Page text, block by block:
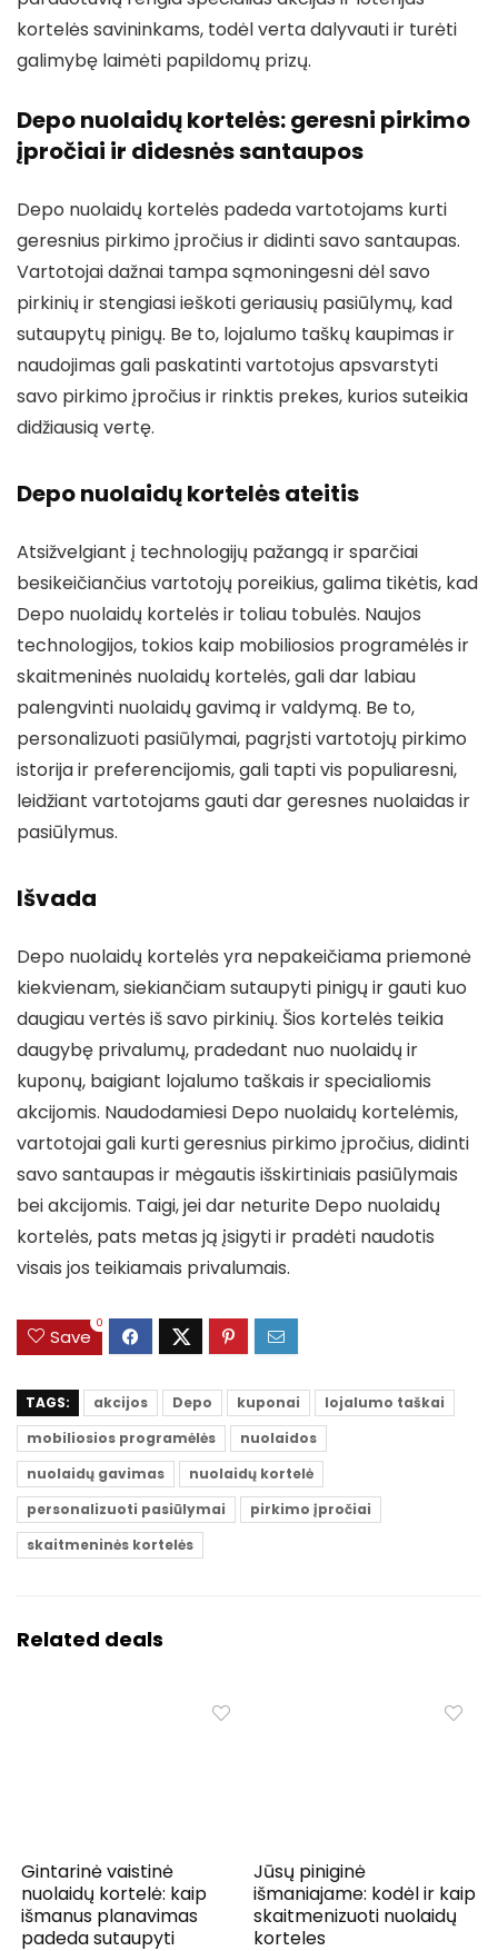
kortelės savininkams, todėl verta dalyvauti ir turėti
galimybę laimėti papildomų prizų.
Depo nuolaidų kortelės: geresni pirkimo
įpročiai ir didesnės santaupos
Depo nuolaidų kortelės padeda vartotojams kurti
geresnius pirkimo įpročius ir didinti savo santaupas.
Vartotojai dažnai tampa sąmoningesni dėl savo
pirkinių ir stengiasi ieškoti geriausių pasiūlymų, kad
sutaupytų pinigų. Be to, lojalumo taškų kaupimas ir
naudojimas gali paskatinti vartotojus apsvarstyti
savo pirkimo įpročius ir rinktis prekes, kurios suteikia
didžiausią vertę.
Depo nuolaidų kortelės ateitis
Atsižvelgiant į technologijų pažangą ir sparčiai
besikeičiančius vartotojų poreikius, galima tikėtis, kad
Depo nuolaidų kortelės ir toliau tobulės. Naujos
technologijos, tokios kaip mobiliosios programėlės ir
skaitmeninės nuolaidų kortelės, gali dar labiau
palengvinti nuolaidų gavimą ir valdymą. Be to,
personalizuoti pasiūlymai, pagrįsti vartotojų pirkimo
istorija ir preferencijomis, gali tapti vis populiaresni,
leidžiant vartotojams gauti dar geresnes nuolaidas ir
pasiūlymus.
Išvada
Depo nuolaidų kortelės yra nepakeičiama priemonė
kiekvienam, siekiančiam sutaupyti pinigų ir gauti kuo
daugiau vertės iš savo pirkinių. Šios kortelės teikia
daugybę privalumų, pradedant nuo nuolaidų ir
kuponų, baigiant lojalumo taškais ir specialiomis
akcijomis. Naudodamiesi Depo nuolaidų kortelėmis,
vartotojai gali kurti geresnius pirkimo įpročius, didinti
savo santaupas ir mėgautis išskirtiniais pasiūlymais
bei akcijomis. Taigi, jei dar neturite Depo nuolaidų
kortelės, pats metas ją įsigyti ir pradėti naudotis
visais jos teikiamais privalumais.
Save
0
TAGS: akcijos Depo kuponai
lojalumo taškai
mobiliosios programėlės
nuolaidos
nuolaidų gavimas
nuolaidų kortelė
personalizuoti pasiūlymai
pirkimo įpročiai
skaitmeninės kortelės
Related deals
Gintarinė vaistinė
nuolaidų kortelė: kaip
išmanus planavimas
padeda sutaupyti
Jūsų piniginė
išmaniajame: kodėl ir kaip
skaitmenizuoti nuolaidų
korteles